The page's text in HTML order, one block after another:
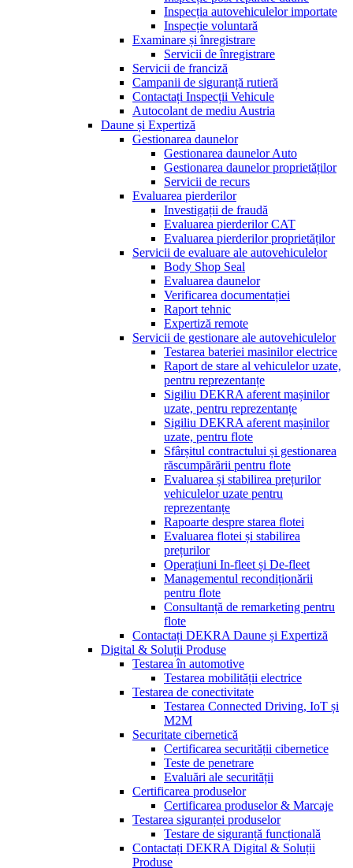
Inspecția autovehiculelor importate
Inspecție voluntară
Examinare și înregistrare
Servicii de înregistrare
Servicii de franciză
Campanii de siguranță rutieră
Contactați Inspecții Vehicule
Autocolant de mediu Austria
Daune și Expertiză
Gestionarea daunelor
Gestionarea daunelor Auto
Gestionarea daunelor proprietăților
Servicii de recurs
Evaluarea pierderilor
Investigații de fraudă
Evaluarea pierderilor CAT
Evaluarea pierderilor proprietăților
Servicii de evaluare ale autovehiculelor
Body Shop Seal
Evaluarea daunelor
Verificarea documentației
Raport tehnic
Expertiză remote
Servicii de gestionare ale autovehiculelor
Testarea bateriei masinilor electrice
Raport de stare al vehiculelor uzate,
pentru reprezentanțe
Sigiliu DEKRA aferent mașinilor
uzate, pentru reprezentanțe
Sigiliu DEKRA aferent mașinilor
uzate, pentru flote
Sfârșitul contractului și gestionarea
răscumpărării pentru flote
Evaluarea și stabilirea prețurilor
vehiculelor uzate pentru
reprezentanțe
Rapoarte despre starea flotei
Evaluarea flotei și stabilirea
prețurilor
Operațiuni In-fleet și De-fleet
Managementul recondiționării
pentru flote
Consultanță de remarketing pentru
flote
Contactați DEKRA Daune și Expertiză
Digital & Soluții Produse
Testarea în automotive
Testarea mobilității electrice
Testarea de conectivitate
Testarea Connected Driving, IoT și
M2M
Securitate cibernetică
Certificarea securității cibernetice
Teste de penetrare
Evaluări ale securității
Certificarea produselor
Certificarea produselor & Marcaje
Testarea siguranței produselor
Testare de siguranță funcțională
Contactați DEKRA Digital & Soluții
Produse